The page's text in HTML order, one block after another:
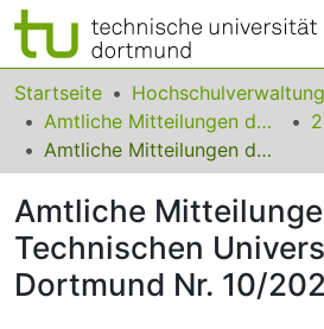
Bereiche & Sammlungen
Das gesamte Repositorium
FAQ
Leitlinien
Startseite
Hochschulverwaltung
Amtliche Mitteilungen der Technischen Universität Dortmund
Amtliche Mitteilungen der Technischen Universität Dortmund Nr. 10/2021
Amtliche
Technischen
Dortmund Nr. 10/